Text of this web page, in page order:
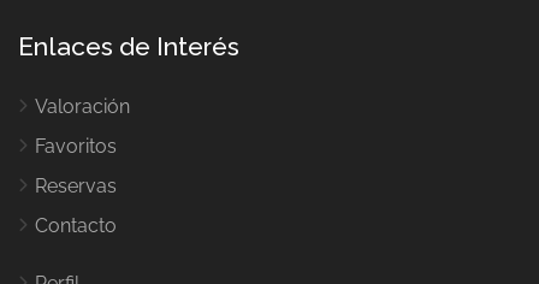
Enlaces de Interés
Valoración
Favoritos
Reservas
Contacto